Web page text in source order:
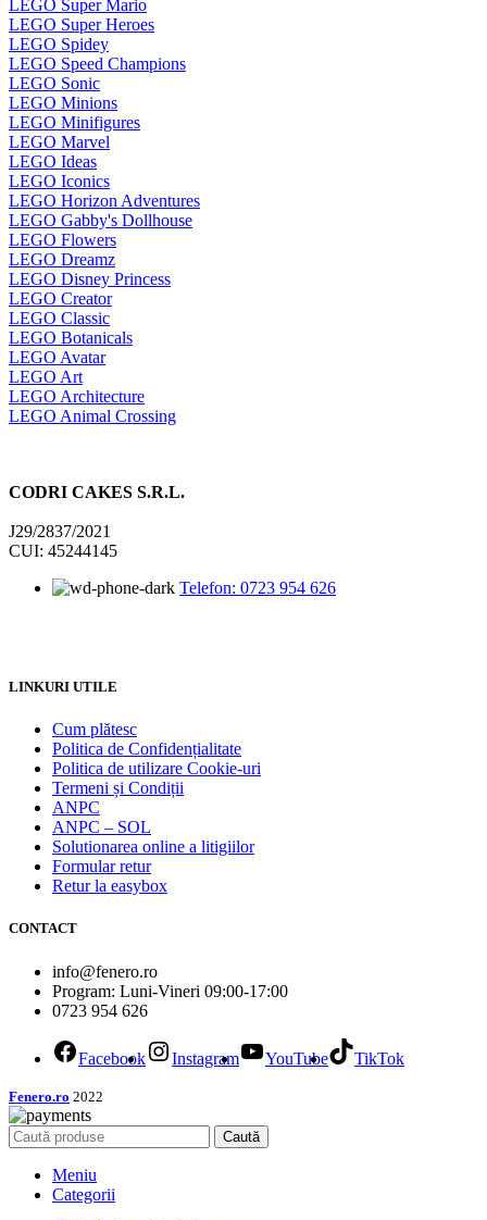
LEGO Super Mario
LEGO Super Heroes
LEGO Spidey
LEGO Speed Champions
LEGO Sonic
LEGO Minions
LEGO Minifigures
LEGO Marvel
LEGO Ideas
LEGO Iconics
LEGO Horizon Adventures
LEGO Gabby's Dollhouse
LEGO Flowers
LEGO Dreamz
LEGO Disney Princess
LEGO Creator
LEGO Classic
LEGO Botanicals
LEGO Avatar
LEGO Art
LEGO Architecture
LEGO Animal Crossing
CODRI CAKES S.R.L.
J29/2837/2021
CUI: 45244145
Telefon: 0723 954 626
LINKURI UTILE
Cum plătesc
Politica de Confidențialitate
Politica de utilizare Cookie-uri
Termeni și Condiții
ANPC
ANPC – SOL
Solutionarea online a litigiilor
Formular retur
Retur la easybox
CONTACT
info@fenero.ro
Program: Luni-Vineri 09:00-17:00
0723 954 626
Facebook Instagram YouTube TikTok
Fenero.ro 2022
Caută
Meniu
Categorii